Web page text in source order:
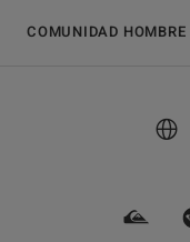
COMUNIDAD HOMBRE